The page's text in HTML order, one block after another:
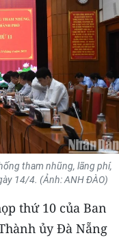
tham nhũng, lãng phí,
14/4. (Ảnh: ANH ĐÀO)
thứ 10 của Ban
ủy Đà Nẵng